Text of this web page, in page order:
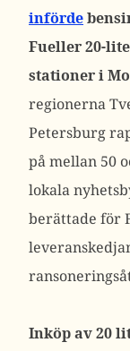
införde
Fueller20-
stationer i
regionerna
Petersburg
på mellan 50
lokala
berättade för
Inköp av 20